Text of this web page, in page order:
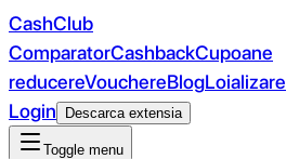
CashClub
ComparatorCashbackCupoane
reducereVouchereBlogLoializare
Login
Descarca extensia
Toggle menu